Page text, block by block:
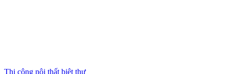
Thi công nội thất biệt thự